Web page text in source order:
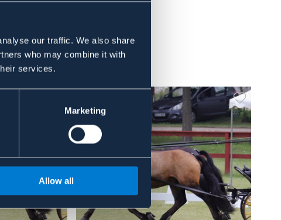
our traffic. We also share
who may combine it with
services.
Marketing
Allow all